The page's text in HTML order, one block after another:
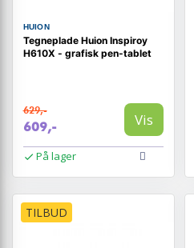
HUION
Tegneplade Huion Inspiroy
H610X - grafisk pen-tablet
629,-
609,- Vis
På lager
TILBUD